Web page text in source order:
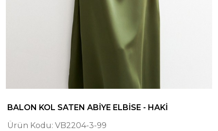
BALON KOL SATEN ABIYE ELBISE - HAKI
Ürün Kodu: VB2204-3-99